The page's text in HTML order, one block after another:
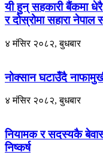
यी हुन् सहकारी बैंकमा
र दोस्रोमा सहारा नेपाल
४ मंसिर २०८२, बुधबार
नोक्सान घटाउँदै
४ मंसिर २०८२, बुधबार
नियामक र सदस्यकै
निष्कर्ष